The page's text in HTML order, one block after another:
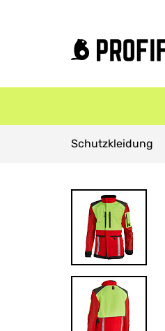
Schutzkleidung
Domov